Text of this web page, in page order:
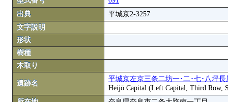
出典
平城京2-3257
文字説明
形状
樹種
木取り
遺跡名
平城京左京三条二坊一･二･七･八坪長
Heijō Capital (Left Capital, Third Row,